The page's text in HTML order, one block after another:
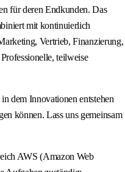
für deren Endkunden. Das
mit kontinuierlich
Vertrieb, Finanzierung,
teilweise
dem Innovationen entstehen
können. Lass uns gemeinsam
AWS (Amazon Web